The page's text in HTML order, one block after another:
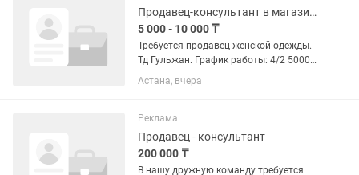
Продавец-консультант в магазине одежды
5 000 - 10 000 ₸
Требуется продавец женской одежды.
Тд Гульжан. График работы: 4/2 5000
выход 5% Ждём ответственную,
общительную и аккуратную женщину .
кандидатов старше 30 Просьба...
Астана, вчера
Реклама
Продавец - консультант
200 000 ₸
В нашу дружную команду требуется